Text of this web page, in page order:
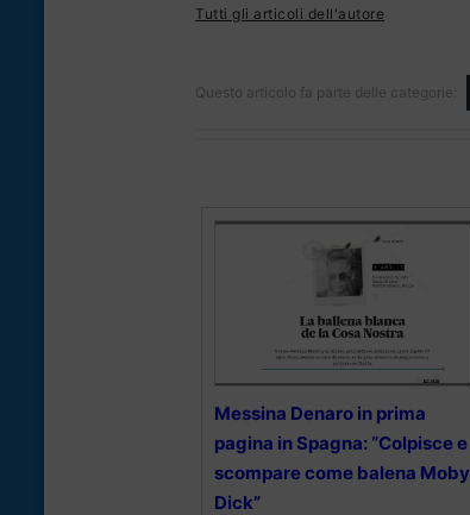
Tutti gli articoli dell'autore
Questo articolo fa parte delle categorie:
Messina Denaro in prima
pagina in Spagna: “Colpisce e
scompare come balena Moby
Dick”